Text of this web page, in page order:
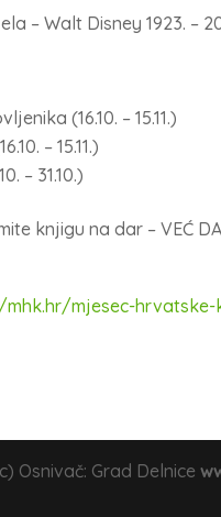
– Walt Disney 1923. –
(16.10. – 15.11.)
– 15.11.)
– 31.10.)
knjigu na dar – VEĆ
mjesec-hrvatske-
Osnivač: Grad Delnice